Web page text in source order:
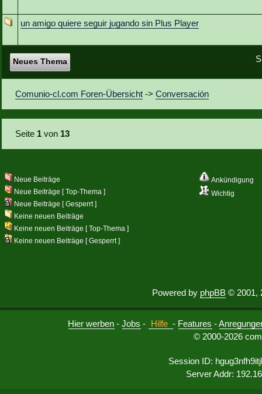
un amigo quiere seguir jugando sin Plus Player
Neues Thema
Comunio-cl.com Foren-Übersicht ->Conversación
Seite 1 von 13
Ankündigung
Wichtig
Neue Beiträge
Neue Beiträge [ Top-Thema ]
Neue Beiträge [ Gesperrt ]
Keine neuen Beiträge
Keine neuen Beiträge [ Top-Thema ]
Keine neuen Beiträge [ Gesperrt ]
Powered by phpBB © 2001,
Hier werben -Jobs - Hilfe - Features -
© 2000-2026
Session ID:
Server Addr: